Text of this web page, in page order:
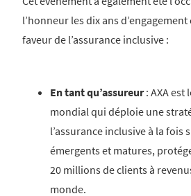
l’honneur les dix ans d’engagement
faveur de l’assurance inclusive :
En tant qu’assureur: AXA est
mondial qui déploie une
l’assurance inclusive à la fois
émergents et matures,
20 millions de clients à
monde.